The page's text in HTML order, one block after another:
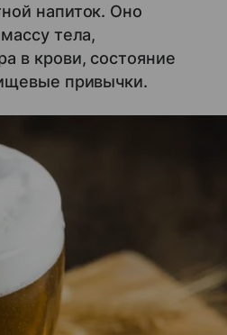
напиток. Оно
тела,
в крови, состояние
привычки.